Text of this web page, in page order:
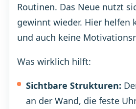
Routinen. Das Neue nutzt
gewinnt wieder. Hier helfen
und auch keine
Was wirklich hilft:
Sichtbare Strukturen:
an der Wand, die feste